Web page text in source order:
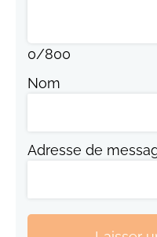
0/800
Nom
Adresse de